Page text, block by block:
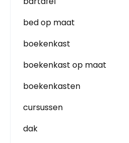
bed op maat
boekenkast
boekenkast op maat
boekenkasten
cursussen
dak